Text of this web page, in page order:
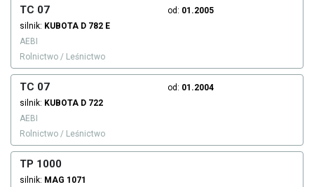
TC 07 od: 01.2005
silnik: KUBOTA D 782 E
AEBI
Rolnictwo / Leśnictwo
TC 07 od: 01.2004
silnik: KUBOTA D 722
AEBI
Rolnictwo / Leśnictwo
TP 1000
silnik: MAG 1071